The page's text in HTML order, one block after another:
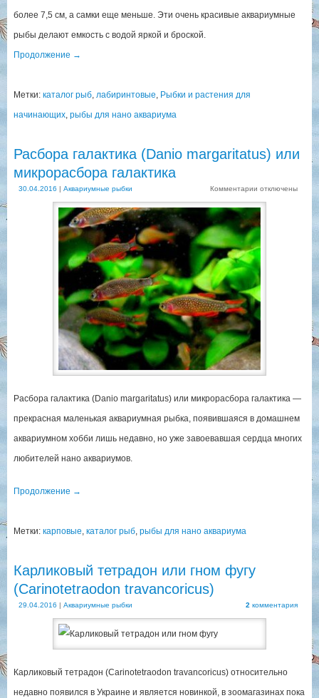
более 7,5 см, а самки еще меньше. Эти очень красивые аквариумные
рыбы делают емкость с водой яркой и броской.
Продолжение →
Метки: каталог рыб, лабиринтовые, Рыбки и растения для
начинающих, рыбы для нано аквариума
Расбора галактика (Danio margaritatus) или
микрорасбора галактика
30.04.2016 | Аквариумные рыбки Комментарииотключены
Расбора галактика (Danio margaritatus) или микрорасбора галактика —
прекрасная маленькая аквариумная рыбка, появившаяся в домашнем
аквариумном хобби лишь недавно, но уже завоевавшая сердца многих
любителей нано аквариумов.
Продолжение →
Метки: карповые каталог рыб, рыбы для нано аквариума
Карликовый тетрадон или гном фугу
(Carinotetraodon travancoricus)
29.04.2016 | Аквариумные рыбки 2 комментария
Карликовый тетрадон (Carinotetraodon travancoricus) относительно
недавно появился в Украине и является новинкой, в зоомагазинах пока